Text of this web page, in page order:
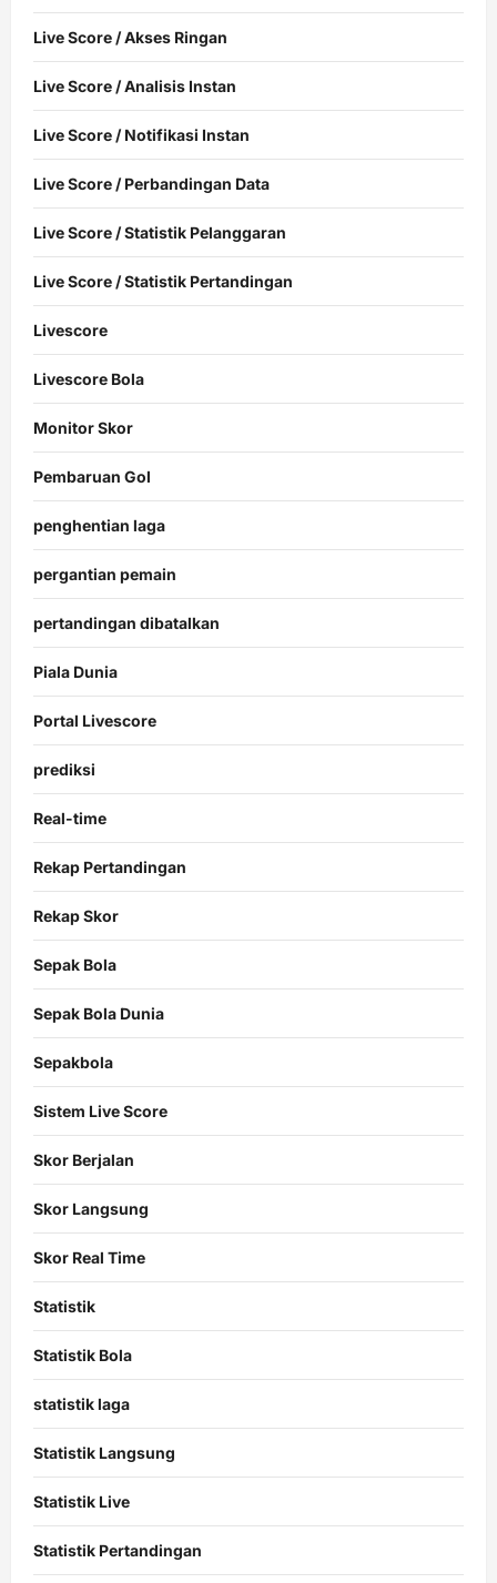
Live Score / Akses Ringan
Live Score / Analisis Instan
Live Score / Notifikasi Instan
Live Score / Perbandingan Data
Live Score / Statistik Pelanggaran
Live Score / Statistik Pertandingan
Livescore
Livescore Bola
Monitor Skor
Pembaruan Gol
penghentian laga
pergantian pemain
pertandingan dibatalkan
Piala Dunia
Portal Livescore
prediksi
Real-time
Rekap Pertandingan
Rekap Skor
Sepak Bola
Sepak Bola Dunia
Sepakbola
Sistem Live Score
Skor Berjalan
Skor Langsung
Skor Real Time
Statistik
Statistik Bola
statistik laga
Statistik Langsung
Statistik Live
Statistik Pertandingan